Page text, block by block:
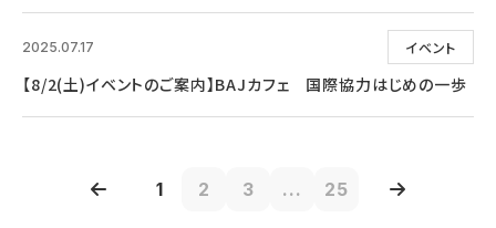
イベント
2025.07.17
【8/2(土)イベントのご案内】BAJカフェ 国際協力はじめの一歩
1 2 3 ... 25